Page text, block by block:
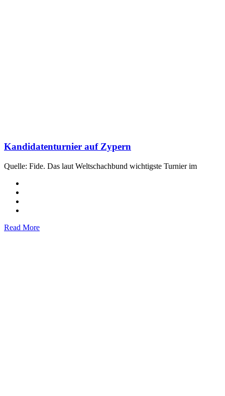
Kandidatenturnier auf Zypern
Quelle: Fide. Das laut Weltschachbund wichtigste Turnier im
Read More